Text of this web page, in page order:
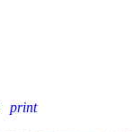
print